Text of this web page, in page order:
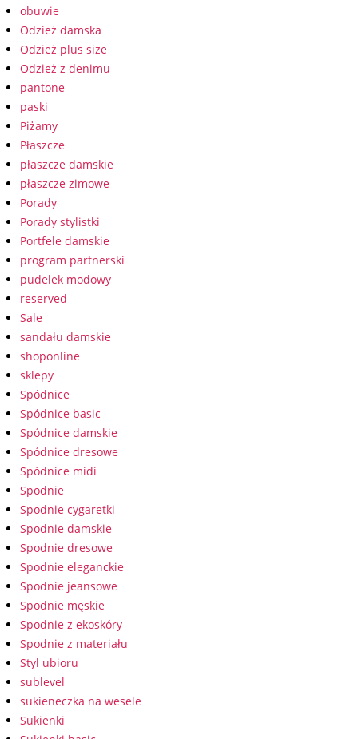
obuwie
Odzież damska
Odzież plus size
Odzież z denimu
pantone
paski
Piżamy
Płaszcze
płaszcze damskie
płaszcze zimowe
Porady
Porady stylistki
Portfele damskie
program partnerski
pudelek modowy
reserved
Sale
sandału damskie
shoponline
sklepy
Spódnice
Spódnice basic
Spódnice damskie
Spódnice dresowe
Spódnice midi
Spodnie
Spodnie cygaretki
Spodnie damskie
Spodnie dresowe
Spodnie eleganckie
Spodnie jeansowe
Spodnie męskie
Spodnie z ekoskóry
Spodnie z materiału
Styl ubioru
sublevel
sukieneczka na wesele
Sukienki